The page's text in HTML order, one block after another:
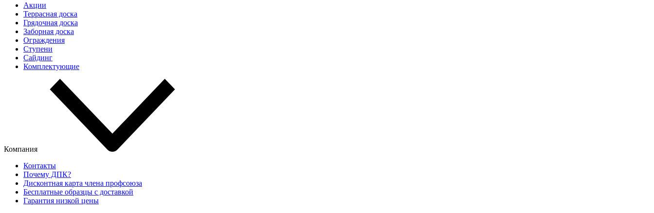
Акции
Террасная доска
Грядочная доска
Заборная доска
Ограждения
Ступени
Сайдинг
Комплектующие
Компания
Контакты
Почему ДПК?
Дисконтная карта члена профсоюза
Бесплатные образцы с доставкой
Гарантия низкой цены